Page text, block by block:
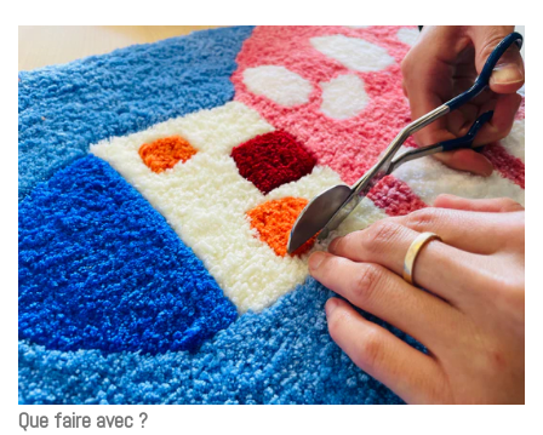
Que faire avec ?